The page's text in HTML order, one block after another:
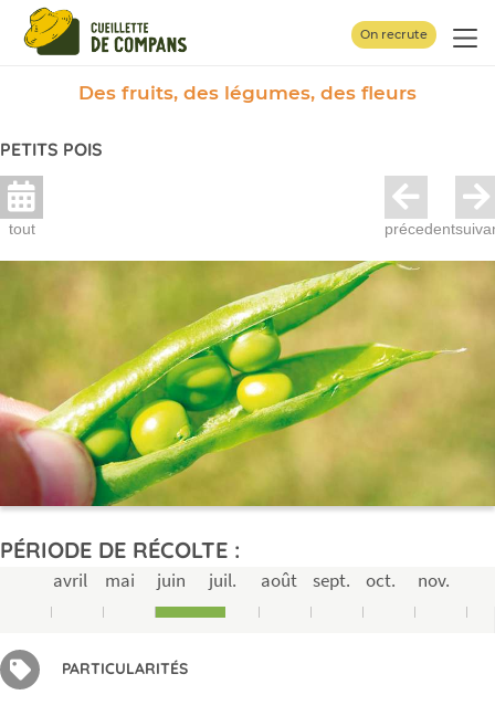
On recrute
Des fruits, des légumes, des fleurs
PETITS POIS
tout précedent
PÉRIODE DE RÉCOLTE :
avril mai juin juil. août sept. oct. nov.
PARTICULARITÉS
Panneau de gestion des cookies